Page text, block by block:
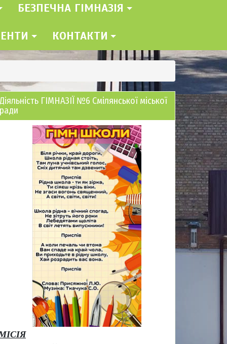
БЕЗПЕЧНА ГІМНАЗІЯ
КОНТАКТИ
Діяльність ГІМНАЗІЇ №6 Смілянської міської
ради